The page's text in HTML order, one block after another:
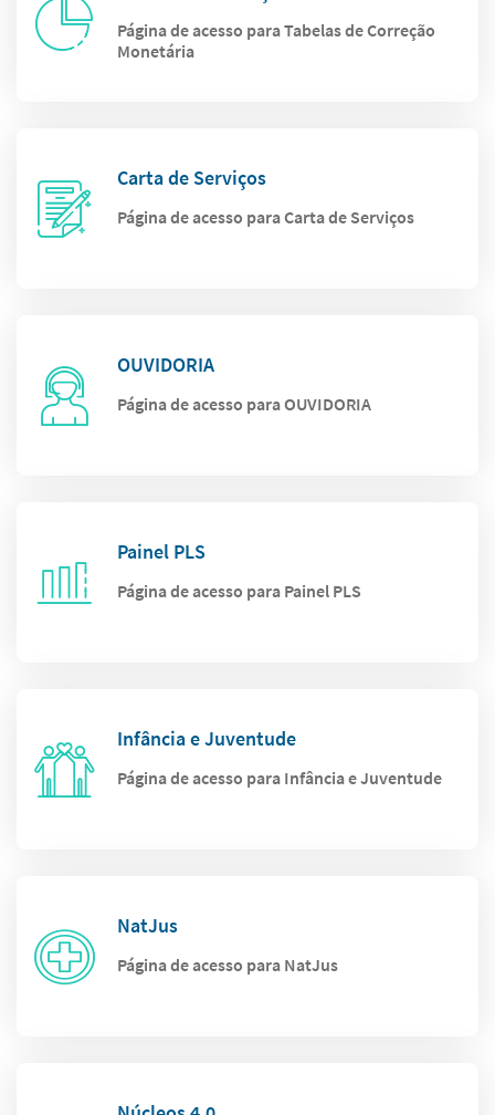
Página de acesso para Tabelas de Correção
Monetária
Carta de Serviços
Página de acesso para Carta de Serviços
OUVIDORIA
Página de acesso para OUVIDORIA
Painel PLS
Página de acesso para Painel PLS
Infância e Juventude
Página de acesso para Infância e Juventude
NatJus
Página de acesso para NatJus